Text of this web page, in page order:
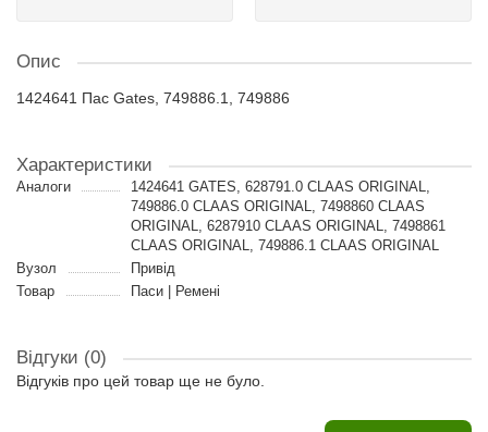
Опис
1424641 Пас Gates, 749886.1, 749886
Характеристики
Аналоги
1424641 GATES, 628791.0 CLAAS ORIGINAL,
749886.0 CLAAS ORIGINAL, 7498860 CLAAS
ORIGINAL, 6287910 CLAAS ORIGINAL, 7498861
CLAAS ORIGINAL, 749886.1 CLAAS ORIGINAL
Вузол
Привід
Товар
Паси | Ремені
Відгуки (0)
Відгуків про цей товар ще не було.